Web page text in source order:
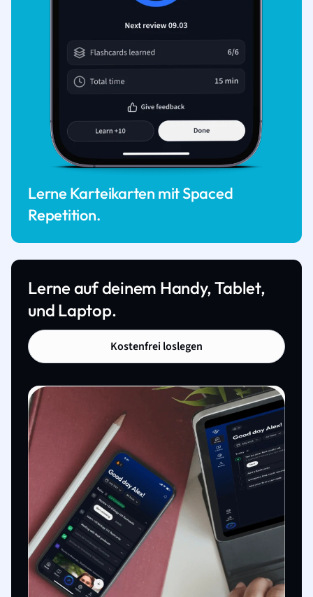
Lerne Karteikarten mit Spaced
Repetition.
Lerne auf deinem Handy, Tablet,
und Laptop.
Kostenfrei loslegen